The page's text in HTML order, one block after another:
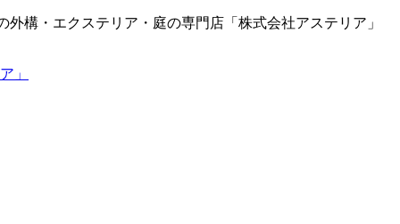
・エクステリア・庭の専門店「株式会社アステリア」